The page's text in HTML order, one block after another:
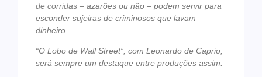
de corridas – azarões ou não – podem servir para
esconder sujeiras de criminosos que lavam
dinheiro.
“O Lobo de Wall Street”, com Leonardo de Caprio,
será sempre um destaque entre produções assim.